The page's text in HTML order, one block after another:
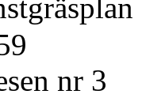
nr 3